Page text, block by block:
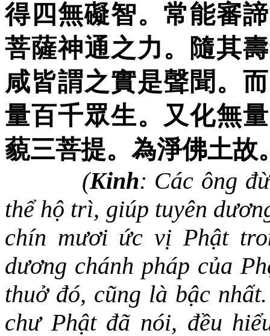
得四無礙智。常能審
菩薩神通之力。隨其
咸皆謂之實是聲聞。
量百千眾生。又化無
藐三菩提。為淨佛土故
(Kinh: Các ông
thể hộ trì, giúp tuyên
chín mươi ức vị Phật
dương chánh pháp của
thuở đó, cũng là bậc
chư Phật đã nói, đều